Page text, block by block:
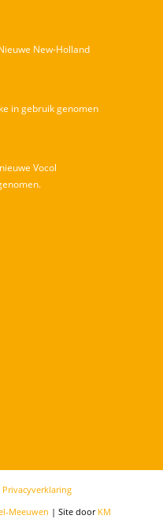
New-Holland
in gebruik genomen
Vocol
Privacyverklaring
Meeuwen | Site door KM